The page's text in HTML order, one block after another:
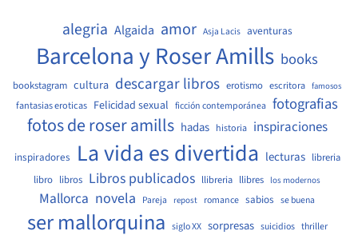
alegria Algaida amor Asja Lacis aventuras
Barcelona y Roser Amills books
bookstagram cultura descargar libros erotismo escritora famosos
fantasias eroticas Felicidad sexual ficción contemporánea fotografias
fotos de roser amills hadas historia inspiraciones
inspiradores La vida es divertida lecturas libreria
libro libros Libros publicados llibreria llibres los modernos
Mallorca novela Pareja repost romance sabios se buena
ser mallorquina siglo XX sorpresas suicidios thriller